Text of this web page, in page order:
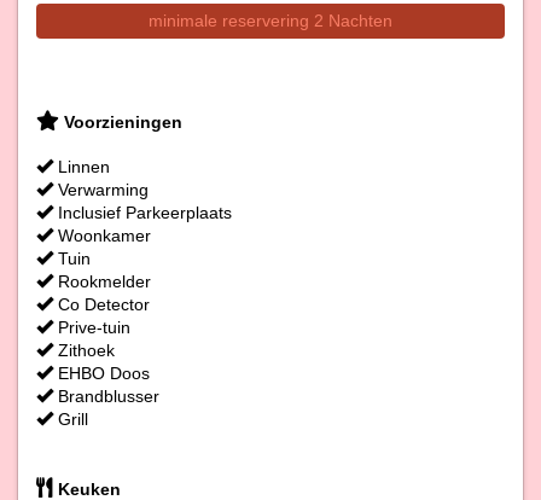
minimale reservering 2 Nachten
Voorzieningen
Linnen
Verwarming
Inclusief Parkeerplaats
Woonkamer
Tuin
Rookmelder
Co Detector
Prive-tuin
Zithoek
EHBO Doos
Brandblusser
Grill
Keuken